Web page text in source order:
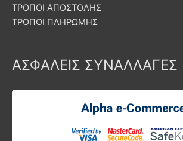
ΤΡΟΠΟΙ ΑΠΟΣΤΟΛΗΣ
ΤΡΟΠΟΙ ΠΛΗΡΩΜΗΣ
ΑΣΦΑΛΕΙΣ ΣΥΝΑΛΛΑΓΕΣ